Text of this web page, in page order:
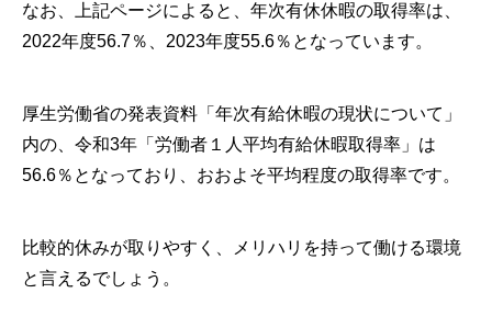
なお、上記ページによると、年次有休休暇の取得率は、
2022年度56.7％、2023年度55.6％となっています。
厚生労働省の発表資料「年次有給休暇の現状について」
内の、令和3年「労働者１人平均有給休暇取得率」は
56.6％となっており、おおよそ平均程度の取得率です。
比較的休みが取りやすく、メリハリを持って働ける環境
と言えるでしょう。